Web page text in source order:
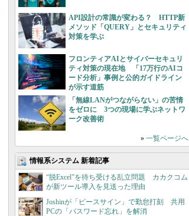
API設計の常識が変わる？ HTTP新
メソッド「QUERY」とセキュリティ
対策を学ぶ
フロンティアAIとサイバーセキュリ
ティ対策の現在地 「17万行のAIコ
ード分析」事例と公的ガイドライン
が示す道筋
「無線LANがつながらない」の苦情
をゼロに 3つの現場に学ぶネットワ
ーク改善術
» 一覧ページへ
情報系システム 新着記事
“脱Excel”を待ち受ける乱立問題 カカクコム
が新ツール導入を見送った理由
Joshinが「ピースサイン」で勤怠打刻 共用
PCの「パスワード忘れ」を解消